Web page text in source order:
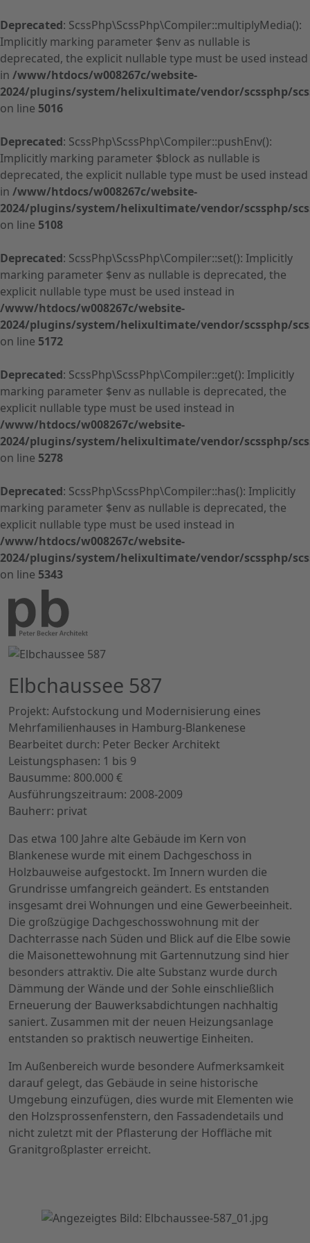
Deprecated: ScssPhp\ScssPhp\Compiler::multiplyMedia():
Implicitly marking parameter $env as nullable is
deprecated, the explicit nullable type must be used instead
in /www/htdocs/w008267c/website-
2024/plugins/system/helixultimate/vendor/scssphp/
on line 5016
Deprecated: ScssPhp\ScssPhp\Compiler::pushEnv():
Implicitly marking parameter $block as nullable is
deprecated, the explicit nullable type must be used instead
in /www/htdocs/w008267c/website-
2024/plugins/system/helixultimate/vendor/scssphp/
on line 5108
Deprecated: ScssPhp\ScssPhp\Compiler::set(): Implicitly
marking parameter $env as nullable is deprecated, the
explicit nullable type must be used instead in
/www/htdocs/w008267c/website-
2024/plugins/system/helixultimate/vendor/scssphp/
on line 5172
Deprecated: ScssPhp\ScssPhp\Compiler::get(): Implicitly
marking parameter $env as nullable is deprecated, the
explicit nullable type must be used instead in
/www/htdocs/w008267c/website-
2024/plugins/system/helixultimate/vendor/scssphp/
on line 5278
Deprecated: ScssPhp\ScssPhp\Compiler::has(): Implicitly
marking parameter $env as nullable is deprecated, the
explicit nullable type must be used instead in
/www/htdocs/w008267c/website-
2024/plugins/system/helixultimate/vendor/scssphp/
on line 5343
Elbchaussee 587
Projekt: Aufstockung und Modernisierung eines
Mehrfamilienhauses in Hamburg-Blankenese
Bearbeitet durch: Peter Becker Architekt
Leistungsphasen: 1 bis 9
Bausumme: 800.000 €
Ausführungszeitraum: 2008-2009
Bauherr: privat
Das etwa 100 Jahre alte Gebäude im Kern von
Blankenese wurde mit einem Dachgeschoss in
Holzbauweise aufgestockt. Im Innern wurden die
Grundrisse umfangreich geändert. Es entstanden
insgesamt drei Wohnungen und eine Gewerbeeinheit.
Die großzügige Dachgeschosswohnung mit der
Dachterrasse nach Süden und Blick auf die Elbe sowie
die Maisonettewohnung mit Gartennutzung sind hier
besonders attraktiv. Die alte Substanz wurde durch
Dämmung der Wände und der Sohle einschließlich
Erneuerung der Bauwerksabdichtungen nachhaltig
saniert. Zusammen mit der neuen Heizungsanlage
entstanden so praktisch neuwertige Einheiten.
Im Außenbereich wurde besondere Aufmerksamkeit
darauf gelegt, das Gebäude in seine historische
Umgebung einzufügen, dies wurde mit Elementen wie
den Holzsprossenfenstern, den Fassadendetails und
nicht zuletzt mit der Pflasterung der Hoffläche mit
Granitgroßplaster erreicht.